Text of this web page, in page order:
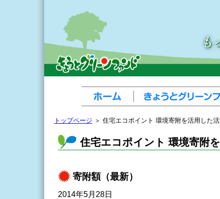
トップページ ＞ 住宅エコポイント 環境寄附を活用した
住宅エコポイント 環境寄附
寄附額（最新）
2014年5月28日